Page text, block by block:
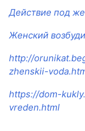
Действие под
Женский
http://
zhenskii-
https://dom-
vreden.html